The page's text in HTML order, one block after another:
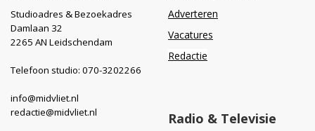
Studioadres & Bezoekadres
Damlaan 32
2265 AN Leidschendam
Telefoon studio: 070-3202266
info@midvliet.nl
redactie@midvliet.nl
Adverteren
Vacatures
Redactie
Radio & Televisie